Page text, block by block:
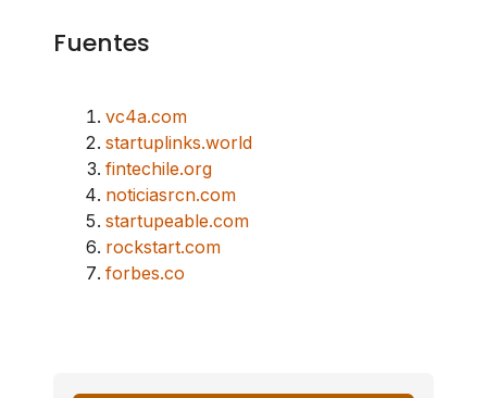
Fuentes
vc4a.com
startuplinks.world
fintechile.org
noticiasrcn.com
startupeable.com
rockstart.com
forbes.co